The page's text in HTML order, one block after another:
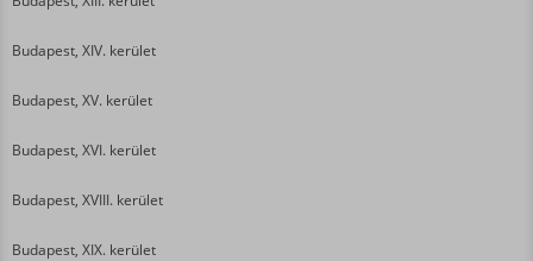
Budapest, XIV. kerület
Budapest, XV. kerület
Budapest, XVI. kerület
Budapest, XVIII. kerület
Budapest, XIX. kerület